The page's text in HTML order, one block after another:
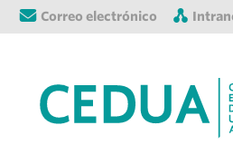
Correo electrónico